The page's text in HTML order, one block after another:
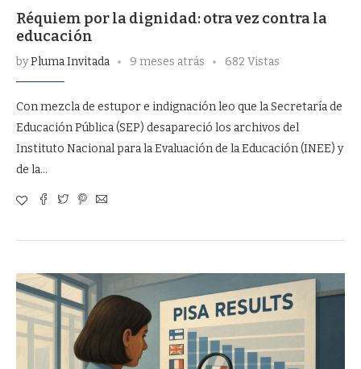
Réquiem por la dignidad: otra vez contra la
educación
byPluma Invitada 9 meses atrás 682 Vistas
Con mezcla de estupor e indignación leo que la Secretaría de
Educación Pública (SEP) desapareció los archivos del
Instituto Nacional para la Evaluación de la Educación (INEE) y
de la…